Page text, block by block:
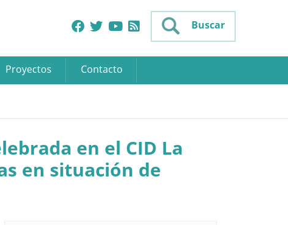
Buscar
Proyectos Contacto
en el CID La
en situación de